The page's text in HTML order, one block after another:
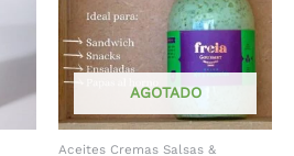
AGOTADO
Aceites Cremas Salsas &